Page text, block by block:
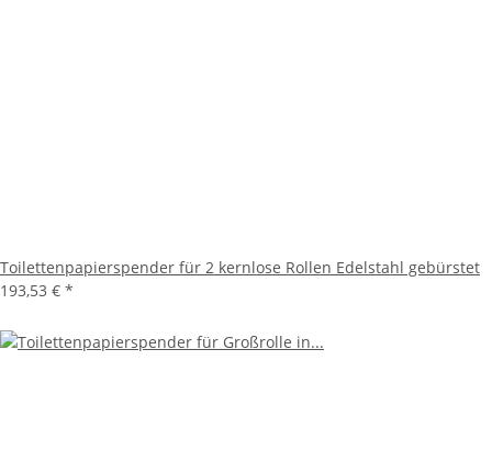
Toilettenpapierspender für 2 kernlose Rollen Edelstahl gebürstet
193,53 € *